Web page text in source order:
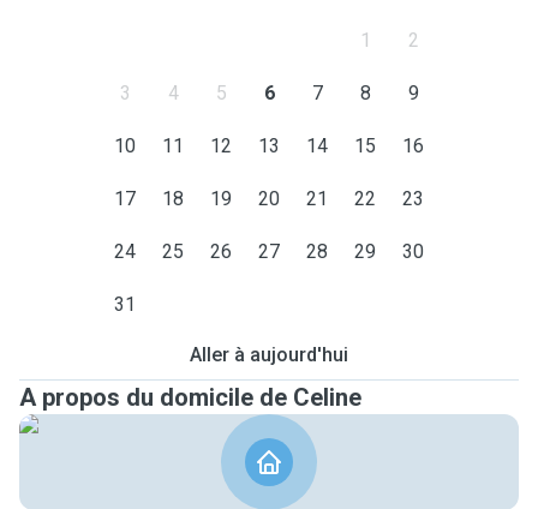
1 2
3 4 5 6 7 8 9
10 11 12 13 14 15 16
17 18 19 20 21 22 23
24 25 26 27 28 29 30
31
Aller à aujourd'hui
A propos du domicile de Celine